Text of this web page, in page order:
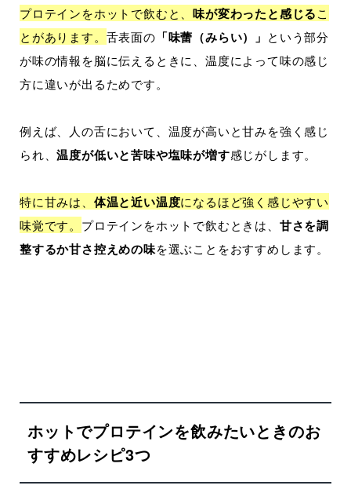
プロテインをホットで飲むと、味が変わったと感じるこ
とがあります。 舌表面の 「味蕾（みらい）」 という部分
が味の情報を脳に伝えるときに、温度によって味の感じ
方に違いが出るためです。
例えば、人の舌において、温度が高いと甘みを強く感じ
られ、温度が低いと苦味や塩味が増す感じがします。
特に甘みは、 体温と近い温度になるほど強く感じやすい
味覚です。 プロテインをホットで飲むときは、 甘さを調
整するか甘さ控えめの味を選ぶことをおすすめします。
ホットでプロテインを飲みたいときのお
すすめレシピ3つ